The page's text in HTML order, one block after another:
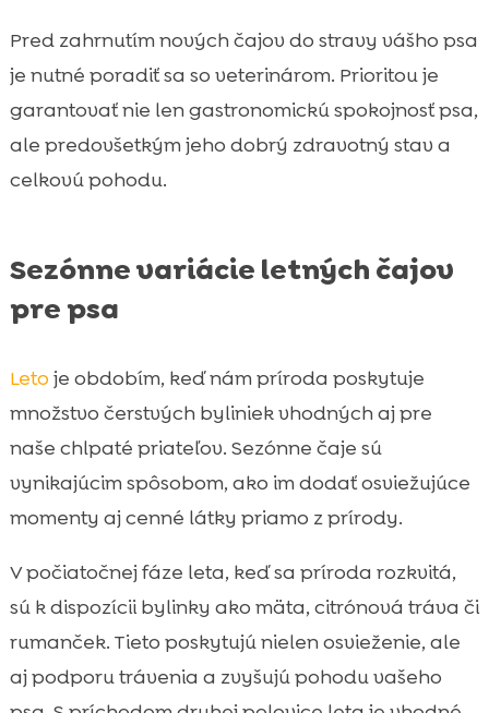
Pred zahrnutím nových čajov do stravy vášho psa
je nutné poradiť sa so veterinárom. Prioritou je
garantovať nie len gastronomickú spokojnosť psa,
ale predovšetkým jeho dobrý zdravotný stav a
celkovú pohodu.
Sezónne variácie letných čajov
pre psa
Leto je obdobím, keď nám príroda poskytuje
množstvo čerstvých byliniek vhodných aj pre
naše chlpaté priateľov. Sezónne čaje sú
vynikajúcim spôsobom, ako im dodať osviežujúce
momenty aj cenné látky priamo z prírody.
V počiatočnej fáze leta, keď sa príroda rozkvitá,
sú k dispozícii bylinky ako mäta, citrónová tráva či
rumanček. Tieto poskytujú nielen osvieženie, ale
aj podporu trávenia a zvyšujú pohodu vašeho